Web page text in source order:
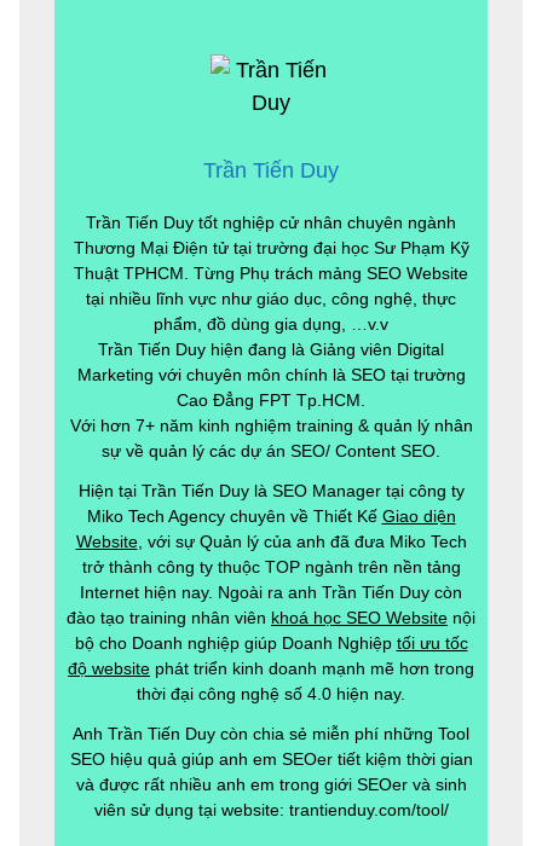
Trần Tiến Duy
Trần Tiến Duy tốt nghiệp cử nhân chuyên ngành
Thương Mại Điện tử tại trường đại học Sư Phạm Kỹ
Thuật TPHCM. Từng Phụ trách mảng SEO Website
tại nhiều lĩnh vực như giáo dục, công nghệ, thực
phẩm, đồ dùng gia dụng, …v.v
Trần Tiến Duy hiện đang là Giảng viên Digital
Marketing với chuyên môn chính là SEO tại trường
Cao Đẳng FPT Tp.HCM.
Với hơn 7+ năm kinh nghiệm training & quản lý nhân
sự về quản lý các dự án SEO/ Content SEO.
Hiện tại Trần Tiến Duy là SEO Manager tại công ty
Miko Tech Agency chuyên về Thiết Kế Giao diện
Website, với sự Quản lý của anh đã đưa Miko Tech
trở thành công ty thuộc TOP ngành trên nền tảng
Internet hiện nay. Ngoài ra anh Trần Tiến Duy còn
đào tạo training nhân viên khoá học SEO Website nội
bộ cho Doanh nghiệp giúp Doanh Nghiệp tối ưu tốc
độ website phát triển kinh doanh mạnh mẽ hơn trong
thời đại công nghệ số 4.0 hiện nay.
Anh Trần Tiến Duy còn chia sẻ miễn phí những Tool
SEO hiệu quả giúp anh em SEOer tiết kiệm thời gian
và được rất nhiều anh em trong giới SEOer và sinh
viên sử dụng tại website: trantienduy.com/tool/